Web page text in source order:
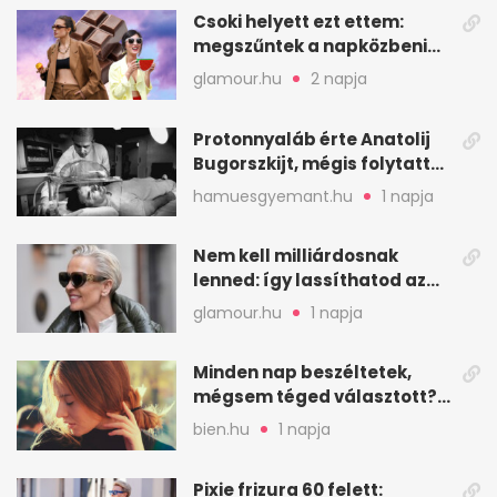
Csoki helyett ezt ettem:
megszűntek a napközbeni
nassolási rohamok
glamour.hu 2 napja
Protonnyaláb érte Anatolij
Bugorszkijt, mégis folytatta
a munkát
hamuesgyemant.hu 1 napja
Nem kell milliárdosnak
lenned: így lassíthatod az
öregedést a biológus szerint
glamour.hu 1 napja
Minden nap beszéltetek,
mégsem téged választott?
Ez az érzelmi csapda
bien.hu 1 napja
Pixie frizura 60 felett: